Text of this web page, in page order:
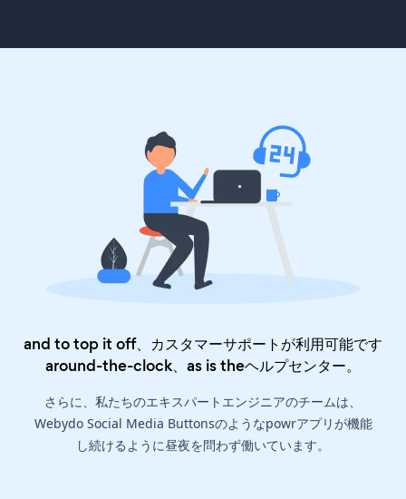
and to top it off、カスタマーサポートが利用可能です
around-the-clock、as is theヘルプセンター。
さらに、私たちのエキスパートエンジニアのチームは、
Webydo Social Media Buttonsのようなpowrアプリが機能
し続けるように昼夜を問わず働いています。